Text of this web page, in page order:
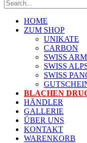
HOME
ZUM SHOP
UNIKATE
CARBON
SWISS
SWISS
SWISS
BLACHEN
HÄNDLER
GALLERIE
ÜBER UNS
KONTAKT
WARENKORB